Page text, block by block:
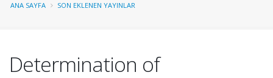
ANA SAYFA SON EKLENEN YAYINLAR
Determination of